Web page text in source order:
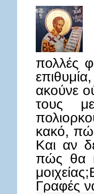
πολλές
ακούνε
τους
κακό,
Και αν
πώς θα
Γραφές